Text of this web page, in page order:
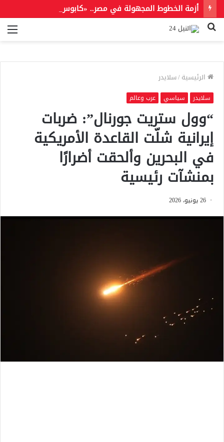
بحث
الرئيسية/سلايدر
سلايدر سياسي عرب وعالم
“وول ستريت جورنال”: ضربات
إيرانية شلّت القاعدة الأمريكية
في البحرين وألحقت أضرارًا
بمنشآت رئيسية
26 يونيو، 2026